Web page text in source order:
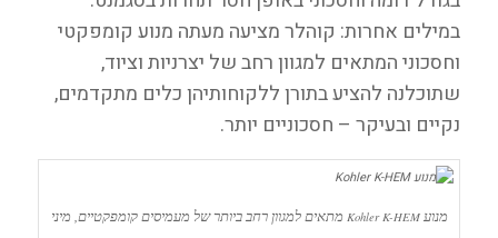
במילים אחרות: קוהלר מציעה מעתה מנוע קומפקטי
וחסכוני המתאים למגוון רחב של יצרניות וציוד,
שתוכלנה להציע בתורן ללקוחותיהן כלים מתקדמים,
נקיים ובעיקר – חסכוניים יותר.
מנועKohler K-HEM מתאים למגוון רחב ביותר של מעמיסים קומפקטיים, מיני